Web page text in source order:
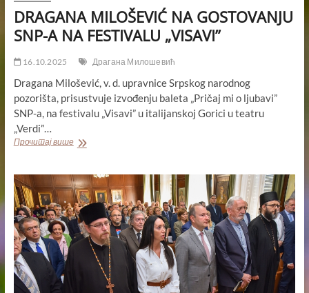
DRAGANA MILOŠEVIĆ NA GOSTOVANJU
SNP-A NA FESTIVALU „VISAVI”
16.10.2025 Драгана Милошевић
Dragana Milošević, v. d. upravnice Srpskog narodnog
pozorišta, prisustvuje izvođenju baleta „Pričaj mi o ljubavi”
SNP-a, na festivalu „Visavi” u italijanskoj Gorici u teatru
„Verdi”…
Прочитај вишеDRAGANA
GOSTOVANJU
SNP-
A
NA
FESTIVALU
„VISAVI”